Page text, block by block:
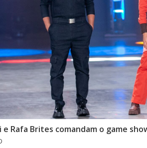
Rafa Brites comandam o game